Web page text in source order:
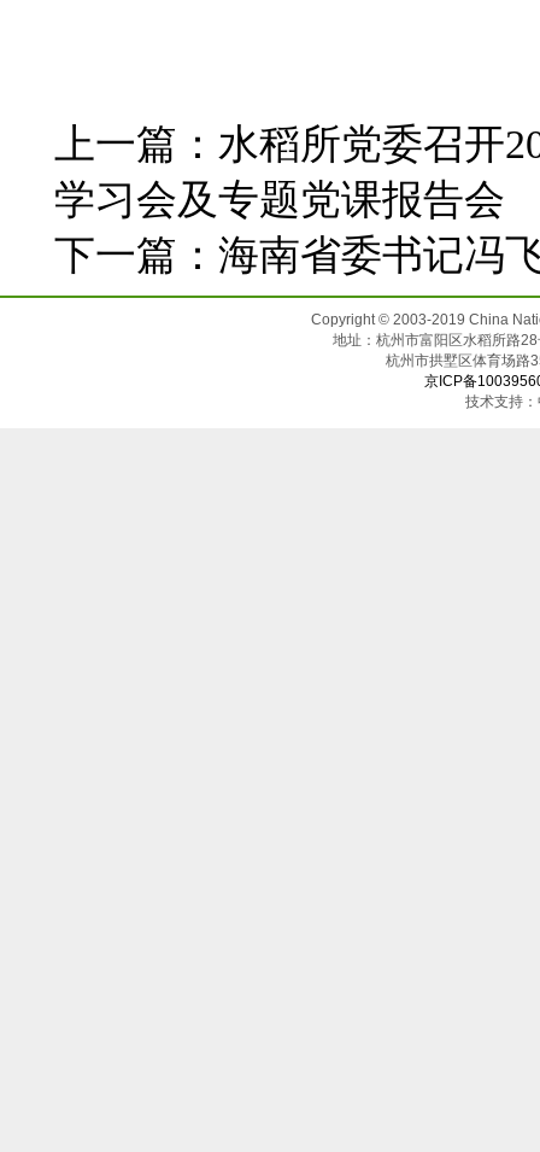
上一篇： 水稻所党委召开
学习会及专题党课报告会
下一篇： 海南省委书记冯
Copyright © 2003-2019 China
地址：杭州市富阳区水稻所路
杭州市拱墅区体
京ICP备
技术支持